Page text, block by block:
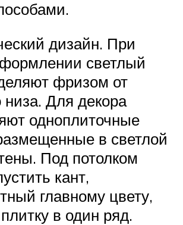
дизайн. При
светлый
фризом от
низа. Для декора
одноплиточные
в светлой
Под потолком
кант,
главному цвету,
в один ряд.